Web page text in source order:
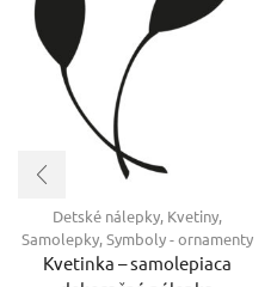
Detské nálepky, Kvetiny,
Samolepky,Symboly - ornamenty
Kvetinka – samolepiaca